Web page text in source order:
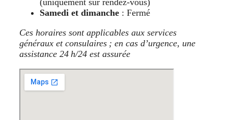
(uniquement sur rendez‑vous)
Samedi et dimanche : Fermé
Ces horaires sont applicables aux services
généraux et consulaires ; en cas d’urgence, une
assistance 24 h/24 est assurée